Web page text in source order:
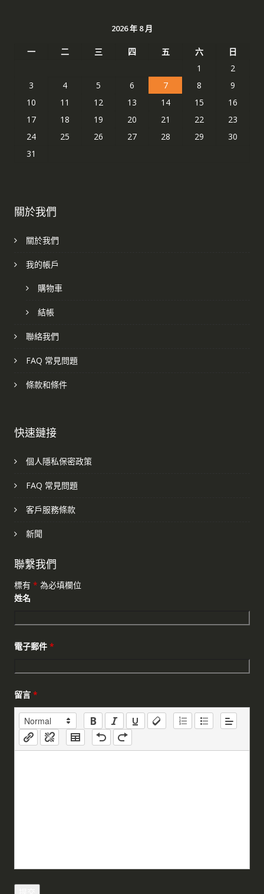
2026 年 8 月
一 二 三 四 五 六
日
1
2
3
4 5 6 7 8
9
10
11 12 13 14 15
16
17
18 19 20 21 22
23
24
25 26 27 28 29
30
31
關於我們
關於我們
我的帳戶
購物車
結帳
聯絡我們
FAQ 常見問題
條款和條件
快速鏈接
個人隱私保密政策
FAQ 常見問題
客戶服務條款
新聞
聯繫我們
標有 * 為必填欄位
姓名
電子郵件 *
留言 *